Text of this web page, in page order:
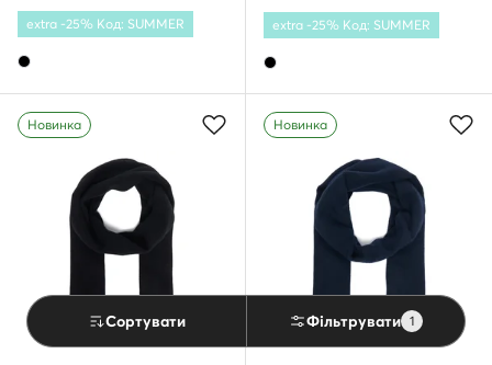
Сортувати Фільтрувати 1
extra -25% Код: SUMMER extra -25% Код: SUMMER
Новинка Новинка